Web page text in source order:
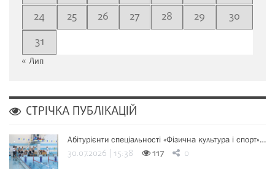
24
25 26 27 28 29
30
31
« Лип
СТРІЧКА ПУБЛІКАЦІЙ
Абітурієнти спеціальності «Фізична культура і спорт»…
30.07.2026 | 15:38 117 0